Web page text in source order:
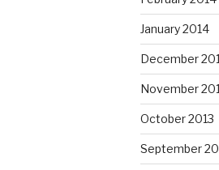
January 2014
December
November
October 2013
September